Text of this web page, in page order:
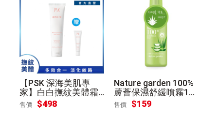
【PSK 深海美肌專
家】白白撫紋美體霜1
00ml
售價 $498
Nature garden 100%
蘆薈保濕舒緩噴霧150
ml/瓶
售價 $159